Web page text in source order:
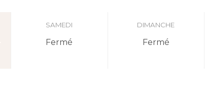
SAMEDI
Fermé
DIMANCHE
Fermé